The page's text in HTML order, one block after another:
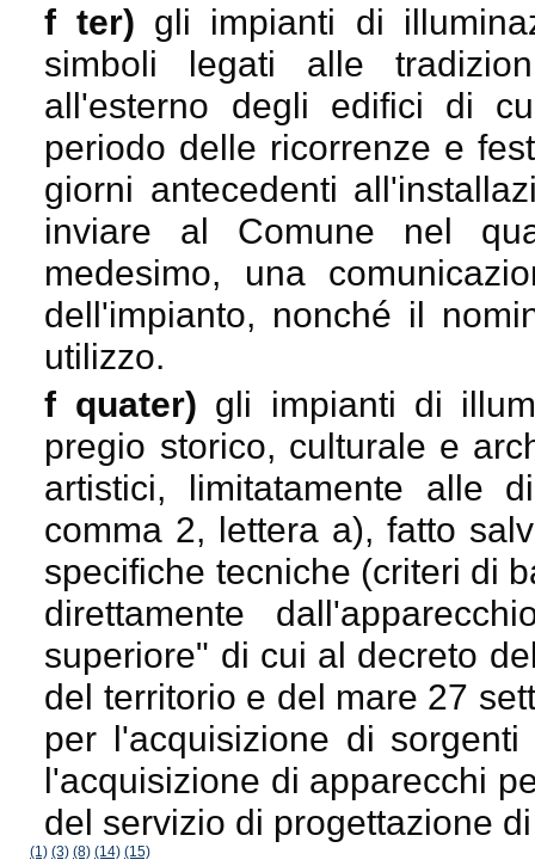
f ter) gli impianti di
simboli legati alle
all'esterno degli edifici di
periodo delle ricorrenze e
giorni antecedenti
inviare al Comune nel
medesimo, una
dell'impianto, nonché il
utilizzo.
f quater) gli impianti di
pregio storico, culturale e
artistici, limitatamente alle
comma 2, lettera a), fatto
specifiche tecniche (criteri di
direttamente
superiore" di cui al decreto
del territorio e del mare 27
per l'acquisizione di
l'acquisizione di apparecchi
del servizio di progettazione
(1) (3) (8) (14) (15)